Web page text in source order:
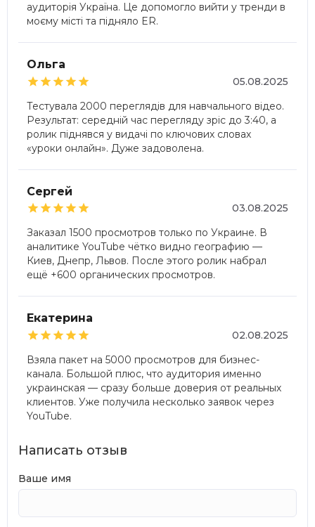
аудиторія Україна. Це допомогло вийти у тренди в
моєму місті та підняло ER.
Ольга

05.08.2025
Тестувала 2000 переглядів для навчального відео.
Результат: середній час перегляду зріс до 3:40, а
ролик піднявся у видачі по ключових словах
«уроки онлайн». Дуже задоволена.
Сергей

03.08.2025
Заказал 1500 просмотров только по Украине. В
аналитике YouTube чётко видно географию —
Киев, Днепр, Львов. После этого ролик набрал
ещё +600 органических просмотров.
Екатерина

02.08.2025
Взяла пакет на 5000 просмотров для бизнес-
канала. Большой плюс, что аудитория именно
украинская — сразу больше доверия от реальных
клиентов. Уже получила несколько заявок через
YouTube.
Написать отзыв
Ваше имя